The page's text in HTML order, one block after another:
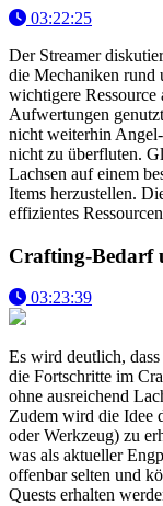
03:22:25
Der Streamer
die Mechaniken rund
wichtigere Ressource
Aufwertungen
nicht weiterhin
nicht zu überfluten.
Lachsen auf einem
Items herzustellen.
effizientes
Crafting-Bedarf
03:23:39
Es wird deutlich,
die Fortschritte im
ohne ausreichend
Zudem wird die Idee
oder Werkzeug) zu
was als aktueller
offenbar selten und
Quests erhalten